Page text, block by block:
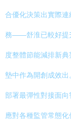
合優化決策出實際
務——舒淮已較好提
度整體節能減排新
墊中作為開創成效
部署最彈性對接面
應對各種監管常態